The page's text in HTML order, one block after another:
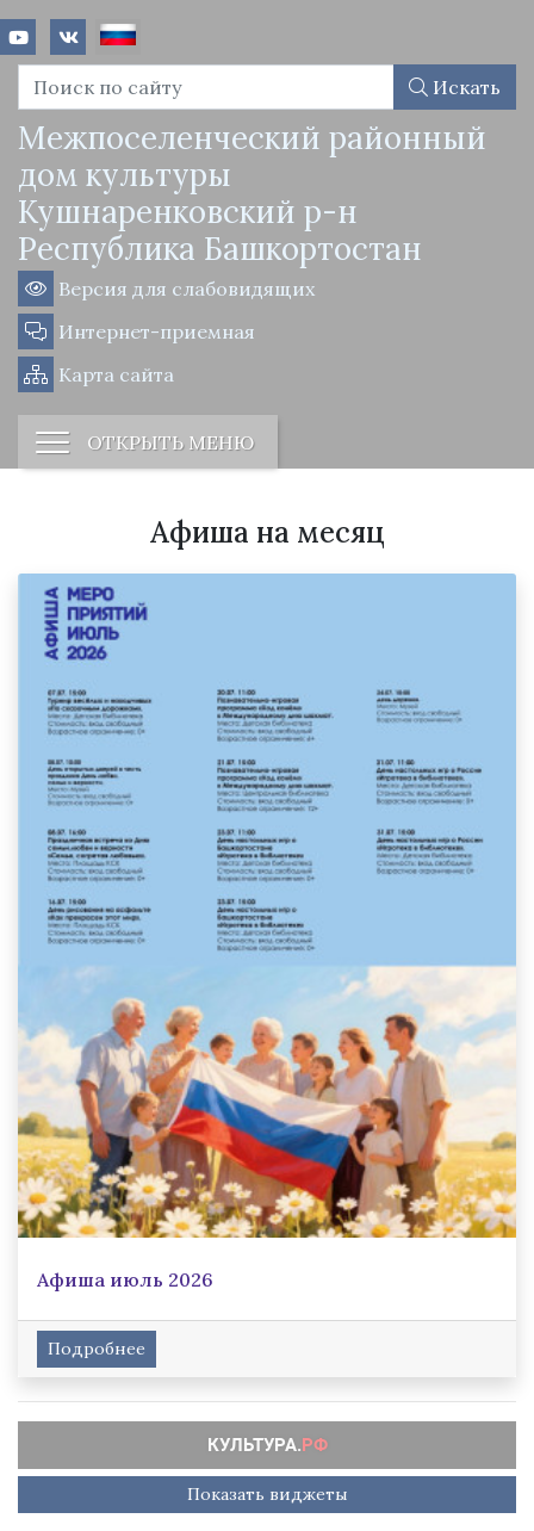
Искать
Межпоселенческий районный
дом культуры
Кушнаренковский р-н
Республика Башкортостан
Версия для слабовидящих
Интернет-приемная
Карта сайта
ОТКРЫТЬ МЕНЮ
Афиша на месяц
Афиша июль 2026
Подробнее
Показать виджеты